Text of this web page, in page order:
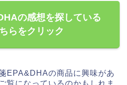
の感想を探している
らをクリック
EPA&DHAの商品に興味があ